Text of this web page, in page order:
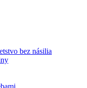
bez násilia